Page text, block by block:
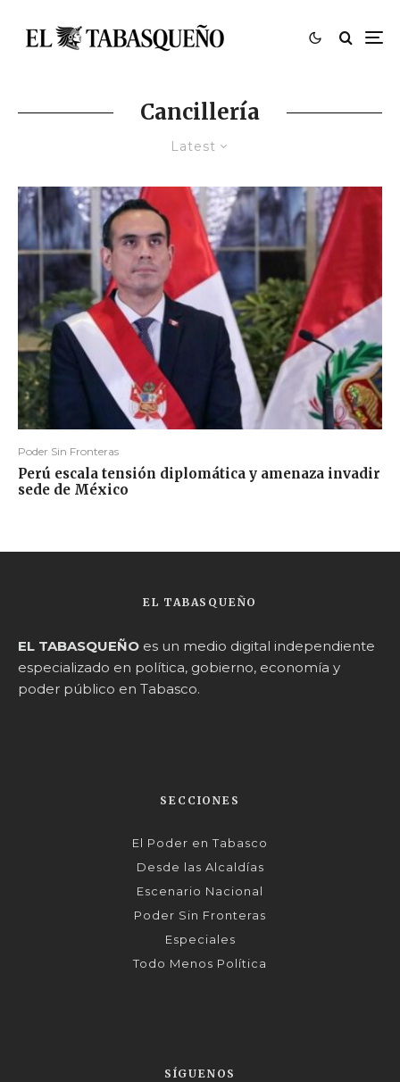
Cancillería
Latest
Poder Sin Fronteras
Perú escala tensión diplomática y amenaza invadir
sede de México
EL TABASQUEÑO
EL TABASQUEÑO es un medio digital independiente
especializado en política, gobierno, economía y
poder público en Tabasco.
SECCIONES
El Poder en Tabasco
Desde las Alcaldías
Escenario Nacional
Poder Sin Fronteras
Especiales
Todo Menos Política
SÍGUENOS